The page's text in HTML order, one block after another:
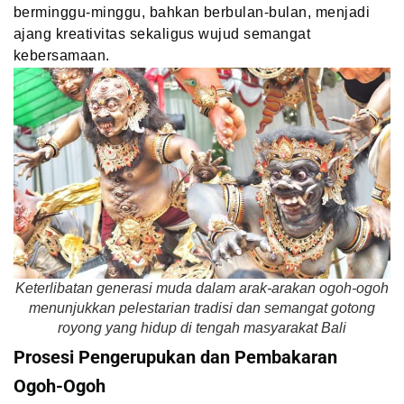
berminggu-minggu, bahkan berbulan-bulan, menjadi
ajang kreativitas sekaligus wujud semangat
kebersamaan.
Keterlibatan generasi muda dalam arak-arakan ogoh-ogoh
menunjukkan pelestarian tradisi dan semangat gotong
royong yang hidup di tengah masyarakat Bali
Prosesi Pengerupukan dan Pembakaran
Ogoh-Ogoh